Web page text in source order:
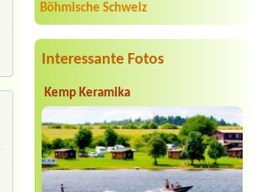
Termin ab 2026-08-12 |
Böhmische Schweiz
Interessante Fotos
Kemp Keramika